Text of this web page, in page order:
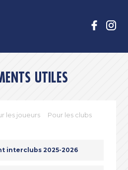
UTILES
les joueurs Pour les clubs
interclubs 2025-2026